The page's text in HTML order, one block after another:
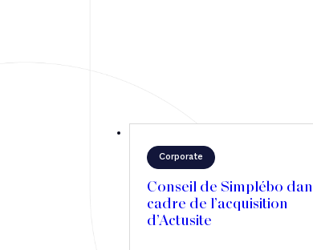
Corporate
Conseil de Simplébo
cadre de l’acquisition
d’Actusite